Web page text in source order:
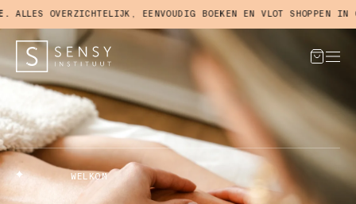
EENVOUDIG BOEKEN EN VLOT SHOPPEN IN ONZE
WELKOM